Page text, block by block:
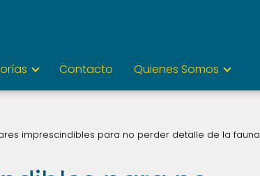
Contacto Quienes Somos
imprescindibles para no perder detalle de la fauna